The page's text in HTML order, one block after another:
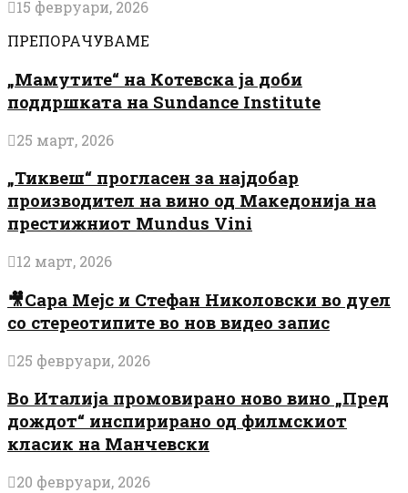
15 февруари, 2026
ПРЕПОРАЧУВАМЕ
„Мамутите“ на Котевска ја доби
поддршката на Sundance Institute
25 март, 2026
„Тиквеш“ прогласен за најдобар
производител на вино од Македонија на
престижниот Mundus Vini
12 март, 2026
🎥Сара Мејс и Стефан Николовски во дуел
со стереотипите во нов видео запис
25 февруари, 2026
Во Италија промовирано ново вино „Пред
дождот“ инспирирано од филмскиот
класик на Манчевски
20 февруари, 2026